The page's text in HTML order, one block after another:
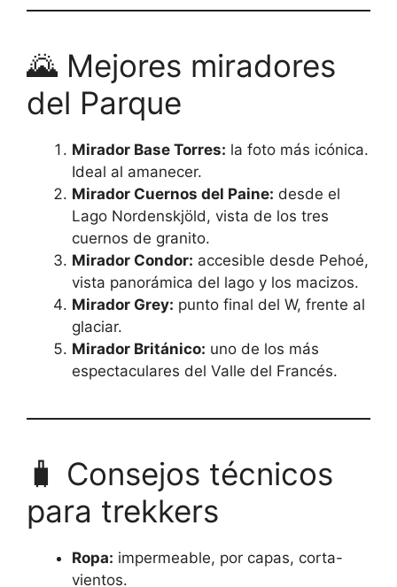
🌄 Mejores miradores
del Parque
Mirador Base Torres: la foto más icónica.
Ideal al amanecer.
Mirador Cuernos del Paine: desde el
Lago Nordenskjöld, vista de los tres
cuernos de granito.
Mirador Condor: accesible desde Pehoé,
vista panorámica del lago y los macizos.
Mirador Grey: punto final del W, frente al
glaciar.
Mirador Británico: uno de los más
espectaculares del Valle del Francés.
🧳 Consejos técnicos
para trekkers
Ropa: impermeable, por capas, corta-
vientos.